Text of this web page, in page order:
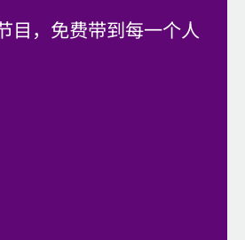
目，免费带到每一个人